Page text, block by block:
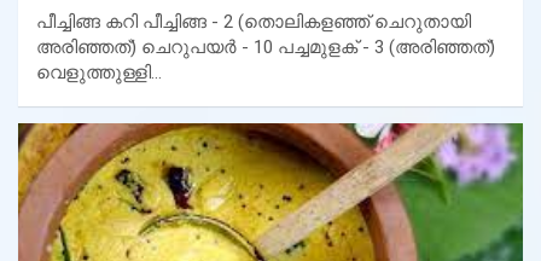
പീച്ചിങ്ങ കറി പീച്ചിങ്ങ - 2 (തൊലികളഞ്ഞ് ചെറുതായി
അരിഞ്ഞത്) ചെറുപയർ - 10 പച്ചമുളക് - 3 (അരിഞ്ഞത്)
വെളുത്തുള്ളി…